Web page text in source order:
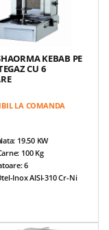
KEBAB PE
CU 6
LA COMANDA
19.50 KW
100 Kg
6
Inox AISI-310 Cr-Ni
6 Arzatoare